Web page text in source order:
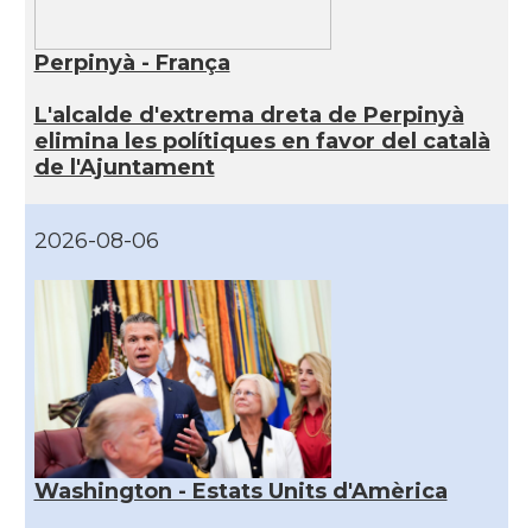
Perpinyà - França
L'alcalde d'extrema dreta de Perpinyà
elimina les polítiques en favor del català
de l'Ajuntament
2026-08-06
Washington - Estats Units d'Amèrica